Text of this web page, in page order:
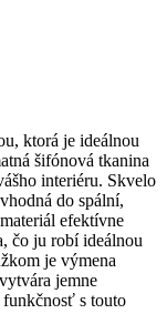
ktorá je ideálnou
šifónová tkanina
interiéru. Skvelo
do spální,
efektívne
čo ju robí ideálnou
je výmena
jemne
s touto